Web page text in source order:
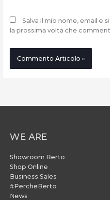
Salva il mio nome, email e
la prossima volta che
WE ARE
Showroom Berto
Shop Online
Business Sales
#PercheBerto
News